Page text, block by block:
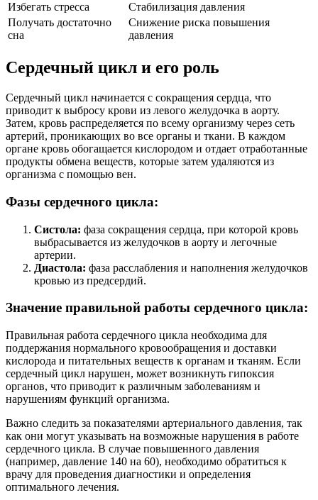
Избегать стресса
Стабилизация давления
Получать достаточно
сна
Снижение риска повышения
давления
Сердечный цикл и его роль
Сердечный цикл начинается с сокращения сердца, что
приводит к выбросу крови из левого желудочка в аорту.
Затем, кровь распределяется по всему организму через сеть
артерий, проникающих во все органы и ткани. В каждом
органе кровь обогащается кислородом и отдает отработанные
продукты обмена веществ, которые затем удаляются из
организма с помощью вен.
Фазы сердечного цикла:
Систола: фаза сокращения сердца, при которой кровь
выбрасывается из желудочков в аорту и легочные
артерии.
Диастола: фаза расслабления и наполнения желудочков
кровью из предсердий.
Значение правильной работы сердечного цикла:
Правильная работа сердечного цикла необходима для
поддержания нормального кровообращения и доставки
кислорода и питательных веществ к органам и тканям. Если
сердечный цикл нарушен, может возникнуть гипоксия
органов, что приводит к различным заболеваниям и
нарушениям функций организма.
Важно следить за показателями артериального давления, так
как они могут указывать на возможные нарушения в работе
сердечного цикла. В случае повышенного давления
(например, давление 140 на 60), необходимо обратиться к
врачу для проведения диагностики и определения
оптимального лечения.